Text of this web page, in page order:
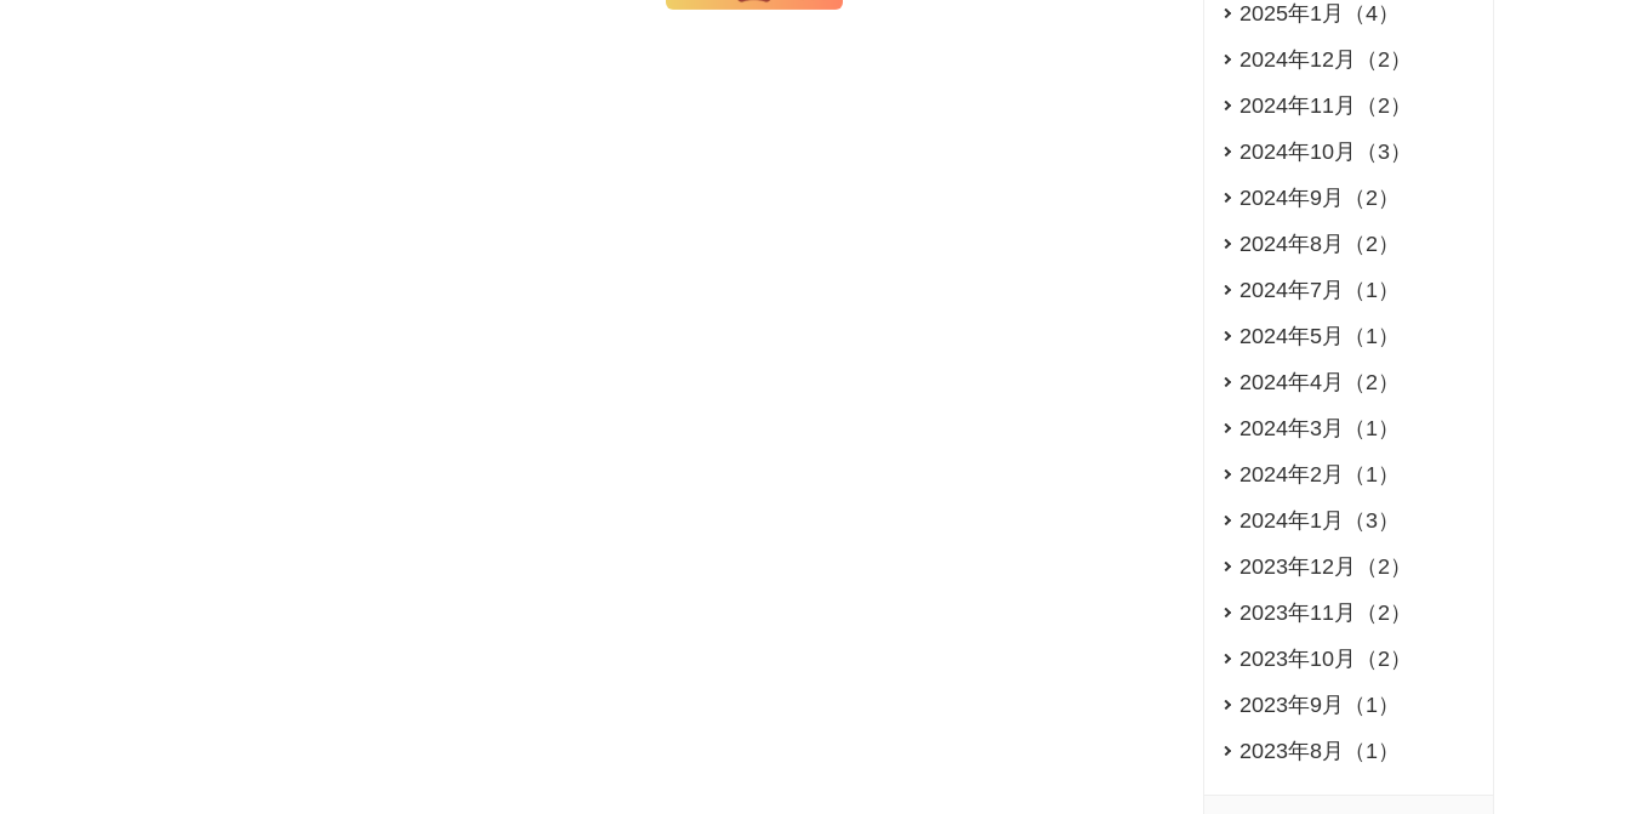
2025年1月（4）
2024年12月（2）
2024年11月（2）
2024年10月（3）
2024年9月（2）
2024年8月（2）
2024年7月（1）
2024年5月（1）
2024年4月（2）
2024年3月（1）
2024年2月（1）
2024年1月（3）
2023年12月（2）
2023年11月（2）
2023年10月（2）
2023年9月（1）
2023年8月（1）